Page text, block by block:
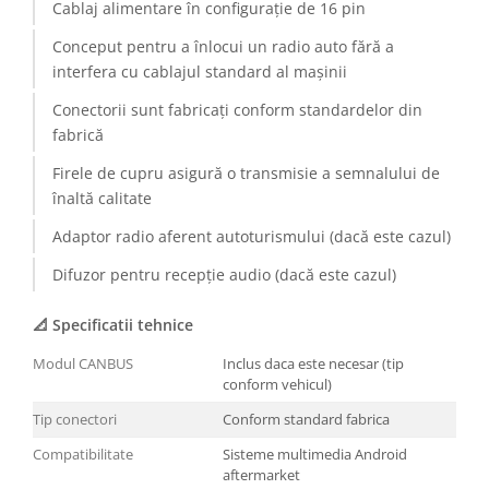
Conectică BMW
Conectică Volkswagen
Conectică Mercedes Benz
Conectică Ford
Conectică Opel
Conectică Skoda
Conectică Honda
Conectică Suzuki
Cablaj alimentare în configurație de 16 pin
Conceput pentru a înlocui un radio auto fără a
interfera cu cablajul standard al mașinii
Conectorii sunt fabricați conform standardelor din
fabrică
Firele de cupru asigură o transmisie a semnalului de
înaltă calitate
Adaptor radio aferent autoturismului (dacă este cazul)
Difuzor pentru recepție audio (dacă este cazul)
📐 Specificatii tehnice
Modul CANBUS
Inclus daca este necesar (tip
conform vehicul)
Tip conectori
Conform standard fabrica
Compatibilitate
Sisteme multimedia Android
aftermarket